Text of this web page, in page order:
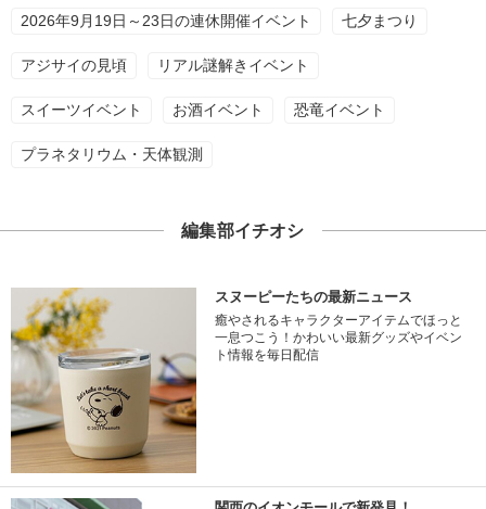
2026年9月19日～23日の連休開催イベント 七夕まつり
アジサイの見頃 リアル謎解きイベント
スイーツイベント お酒イベント 恐竜イベント
プラネタリウム・天体観測
編集部イチオシ
スヌーピーたちの最新ニュース
癒やされるキャラクターアイテムでほっと
一息つこう！かわいい最新グッズやイベン
ト情報を毎日配信